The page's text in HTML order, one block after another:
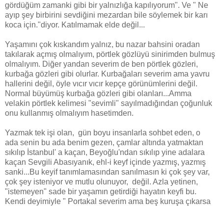
gördüğüm zamanki gibi bir yalnızlığa kapılıyorum". Ve " Ne
ayıp şey birbirini sevdiğini mezardan bile söylemek bir karı
koca için."diyor. Katılmamak elde değil...
Yaşamını çok kıskandım yalnız, bu nazar bahsini oradan
takılarak açmış olmalıyım, pörtlek gözlüyü sinirimden bulmuş
olmalıyım. Diğer yandan severim de ben pörtlek gözleri,
kurbağa gözleri gibi olurlar. Kurbağaları severim ama yavru
hallerini değil, öyle vıcır vıcır kepçe görünümlerini değil.
Normal büyümüş kurbağa gözleri gibi olanları...Amma
velakin pörtlek kelimesi "sevimli" sayılmadığından çoğunluk
onu kullanmış olmalıyım hasetimden.
Yazmak tek işi olan, gün boyu insanlarla sohbet eden, o
ada senin bu ada benim gezen, çamlar altında yatmaktan
sıkılıp İstanbul' a kaçan, Beyoğlu'ndan sıkılıp yine adalara
kaçan Sevgili Abasıyanık, ehl-i keyf içinde yazmış, yazmış
sanki...Bu keyif tanımlamasından sanılmasın ki çok şey var,
çok şey isteniyor ve mutlu olunuyor, değil. Azla yetinen,
"istemeyen" sade bir yaşamın getirdiği hayatın keyfi bu.
Kendi deyimiyle " Portakal severim ama beş kuruşa çıkarsa